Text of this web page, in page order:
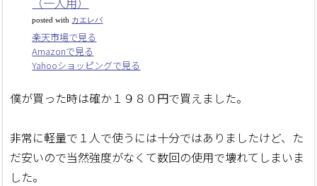
posted with カエレバ
楽天市場で見る
Amazonで見る
Yahooショッピングで見る
僕が買った時は確か１９８０円で買えました。
非常に軽量で１人で使うには十分ではありましたけど、た
だ安いので当然強度がなくて数回の使用で壊れてしまいま
した。